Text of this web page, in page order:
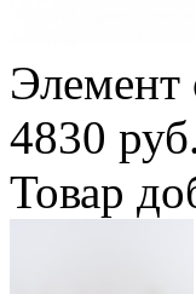
4830
Товар